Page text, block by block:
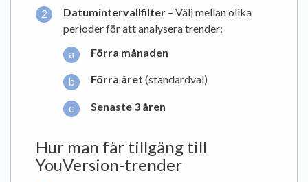
Datumintervallfilter – Välj mellan olika
perioder för att analysera trender:
Förra månaden
Förra året (standardval)
Senaste 3 åren
Hur man får tillgång till
YouVersion-trender